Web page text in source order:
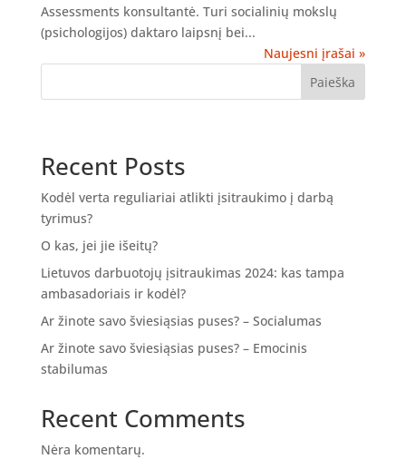
Assessments konsultantė. Turi socialinių mokslų
(psichologijos) daktaro laipsnį bei...
Naujesni įrašai »
Paieška
Recent Posts
Kodėl verta reguliariai atlikti įsitraukimo į darbą
tyrimus?
O kas, jei jie išeitų?
Lietuvos darbuotojų įsitraukimas 2024: kas tampa
ambasadoriais ir kodėl?
Ar žinote savo šviesiąsias puses? – Socialumas
Ar žinote savo šviesiąsias puses? – Emocinis
stabilumas
Recent Comments
Nėra komentarų.